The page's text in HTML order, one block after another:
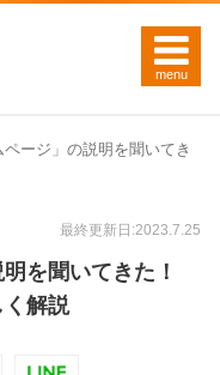
ページ」の説明を聞いてき
最終更新日:2023.7.25
を聞いてきた！
解説